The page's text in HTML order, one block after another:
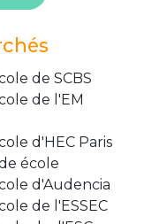
de SCBS
de l'EM
d'HEC Paris
école
d'Audencia
de l'ESSEC